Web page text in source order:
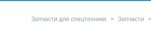
Запчасти для спецтехники Запчасти